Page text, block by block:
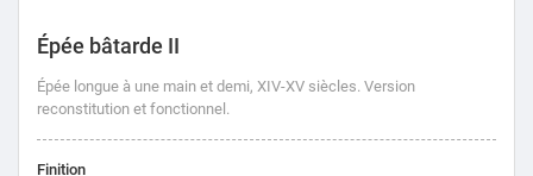
Épée bâtarde II
Épée longue à une main et demi, XIV-XV siècles. Version
reconstitution et fonctionnel .
Finition